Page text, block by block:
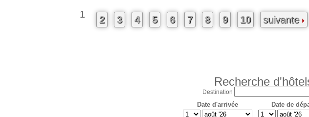
1 2 3 4 5 6 7 8 9 10 suivante
Recherche
Destination
Date d'arrivée Date de